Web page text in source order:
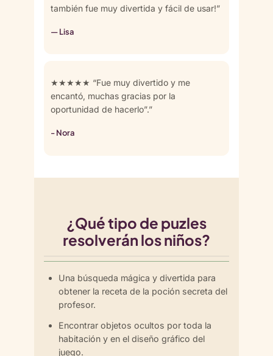
también fue muy divertida y fácil de usar!”
— Lisa
★★★★★ “Fue muy divertido y me
encantó, muchas gracias por la
oportunidad de hacerlo”.”
- Nora
¿Qué tipo de puzles
resolverán los niños?
Una búsqueda mágica y divertida para
obtener la receta de la poción secreta del
profesor.
Encontrar objetos ocultos por toda la
habitación y en el diseño gráfico del
juego.